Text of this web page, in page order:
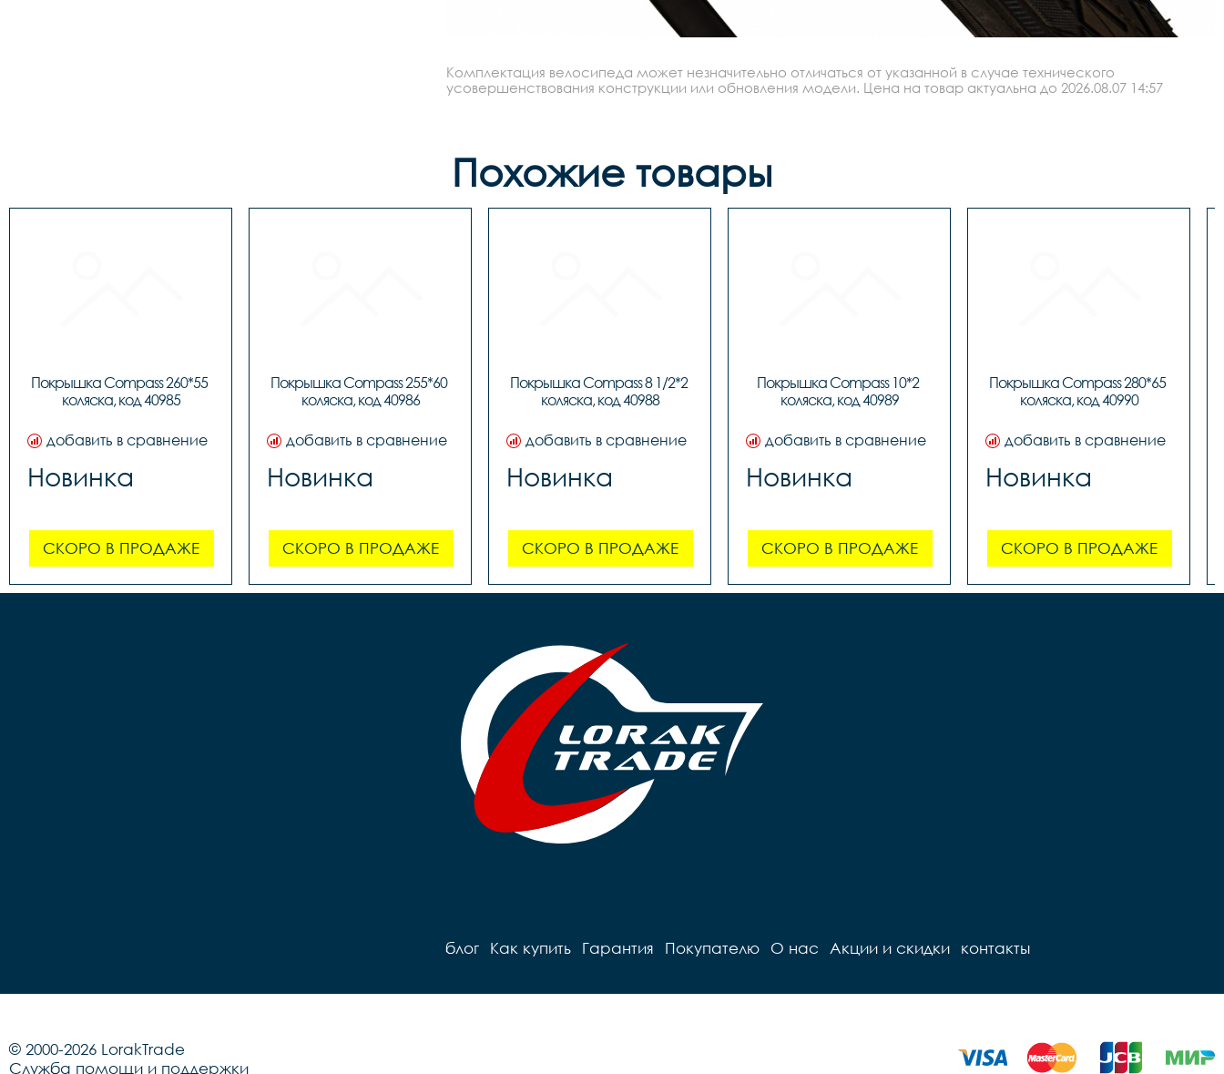
Комплектация велосипеда может незначительно отличаться от указанной в случае технического
усовершенствования конструкции или обновления модели. Цена на товар актуальна до 2026.08.07 14:57
Похожие товары
Покрышка Compass 260*55
коляска, код 40985
добавить в сравнение
Новинка
СКОРО В ПРОДАЖЕ
Покрышка Compass 255*60
коляска, код 40986
добавить в сравнение
Новинка
СКОРО В ПРОДАЖЕ
Покрышка Compass 8 1/2*2
коляска, код 40988
добавить в сравнение
Новинка
СКОРО В ПРОДАЖЕ
Покрышка Compass 10*2
коляска, код 40989
добавить в сравнение
Новинка
СКОРО В ПРОДАЖЕ
Покрышка Compass 280*65
коляска, код 40990
добавить в сравнение
Новинка
СКОРО В ПРОДАЖЕ
блог Как купить Гарантия Покупателю О нас Акции и скидки контакты
© 2000-2026 LorakTrade
Служба помощи и поддержки